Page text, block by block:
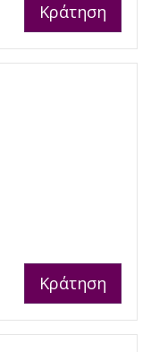
Κράτηση
Κράτηση